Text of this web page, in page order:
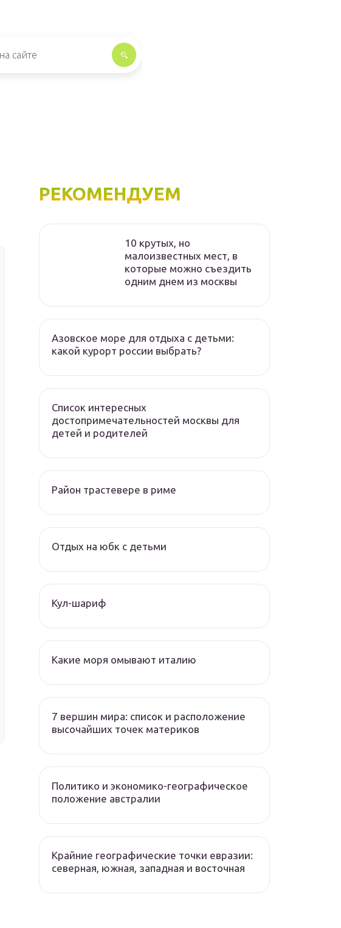
РЕКОМЕНДУЕМ
10 крутых, но
малоизвестных мест, в
которые можно съездить
одним днем из москвы
Азовское море для отдыха с детьми:
какой курорт россии выбрать?
Список интересных
достопримечательностей москвы для
детей и родителей
Район трастевере в риме
Отдых на юбк с детьми
Кул-шариф
Какие моря омывают италию
7 вершин мира: список и расположение
высочайших точек материков
Политико и экономико-географическое
положение австралии
Крайние географические точки евразии:
северная, южная, западная и восточная